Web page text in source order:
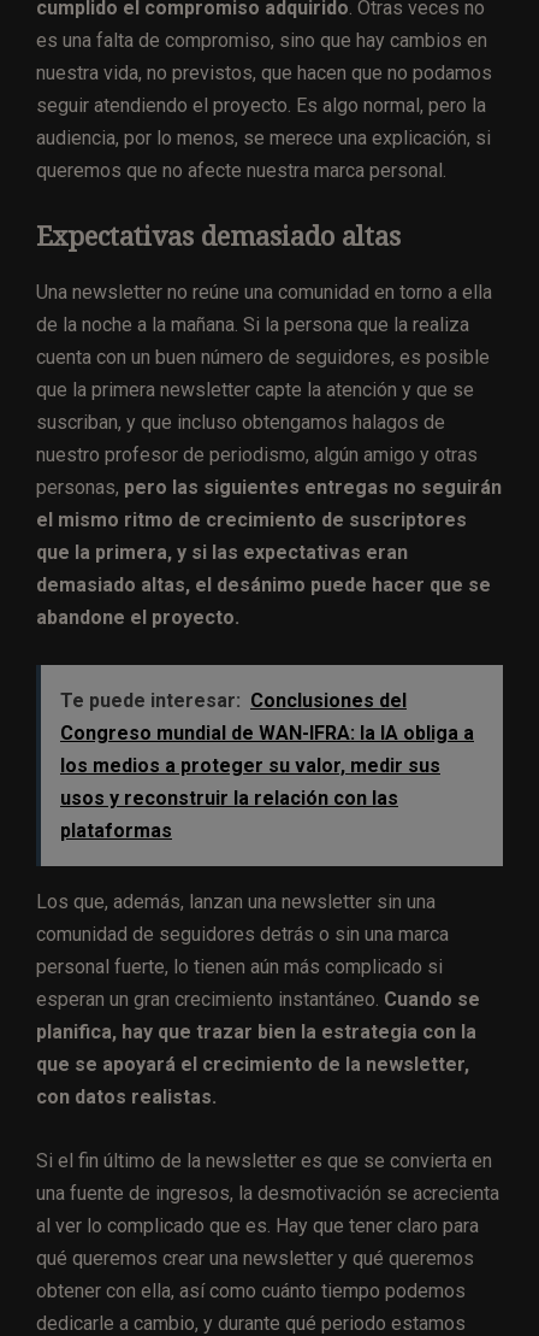
cumplido el compromiso adquirido. Otras veces no
es una falta de compromiso, sino que hay cambios en
nuestra vida, no previstos, que hacen que no podamos
seguir atendiendo el proyecto. Es algo normal, pero la
audiencia, por lo menos, se merece una explicación, si
queremos que no afecte nuestra marca personal.
Expectativas demasiado altas
Una newsletter no reúne una comunidad en torno a ella
de la noche a la mañana. Si la persona que la realiza
cuenta con un buen número de seguidores, es posible
que la primera newsletter capte la atención y que se
suscriban, y que incluso obtengamos halagos de
nuestro profesor de periodismo, algún amigo y otras
personas, pero las siguientes entregas no seguirán
el mismo ritmo de crecimiento de suscriptores
que la primera, y si las expectativas eran
demasiado altas, el desánimo puede hacer que se
abandone el proyecto.
Te puede interesar: Conclusiones del
Congreso mundial de WAN-IFRA: la IA obliga a
los medios a proteger su valor, medir sus
usos y reconstruir la relación con las
plataformas
Los que, además, lanzan una newsletter sin una
comunidad de seguidores detrás o sin una marca
personal fuerte, lo tienen aún más complicado si
esperan un gran crecimiento instantáneo. Cuando se
planifica, hay que trazar bien la estrategia con la
que se apoyará el crecimiento de la newsletter,
con datos realistas.
Si el fin último de la newsletter es que se convierta en
una fuente de ingresos, la desmotivación se acrecienta
al ver lo complicado que es. Hay que tener claro para
qué queremos crear una newsletter y qué queremos
obtener con ella, así como cuánto tiempo podemos
dedicarle a cambio, y durante qué periodo estamos